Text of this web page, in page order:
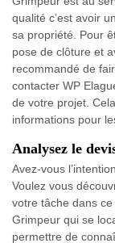
qualité c’est avoir
sa propriété. Pour
pose de clôture et
recommandé de
contacter WP
de votre projet.
informations pour
Analysez le
Avez-vous
Voulez vous
votre tâche dans
Grimpeur qui se
permettre de